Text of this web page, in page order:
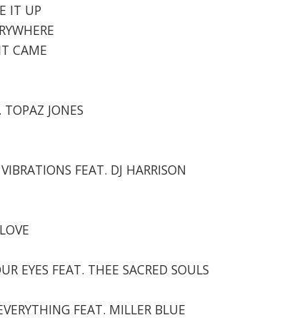
IT UP
CAME
JONES
FEAT. DJ HARRISON
EYES FEAT. THEE SACRED SOULS
FEAT. MILLER BLUE